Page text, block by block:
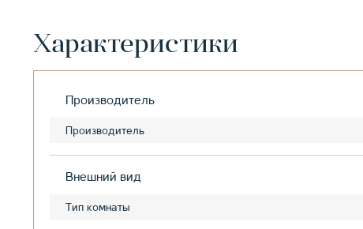
Характеристики
Производитель
Производитель
Внешний вид
Тип комнаты